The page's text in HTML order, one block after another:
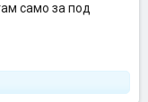
само за под